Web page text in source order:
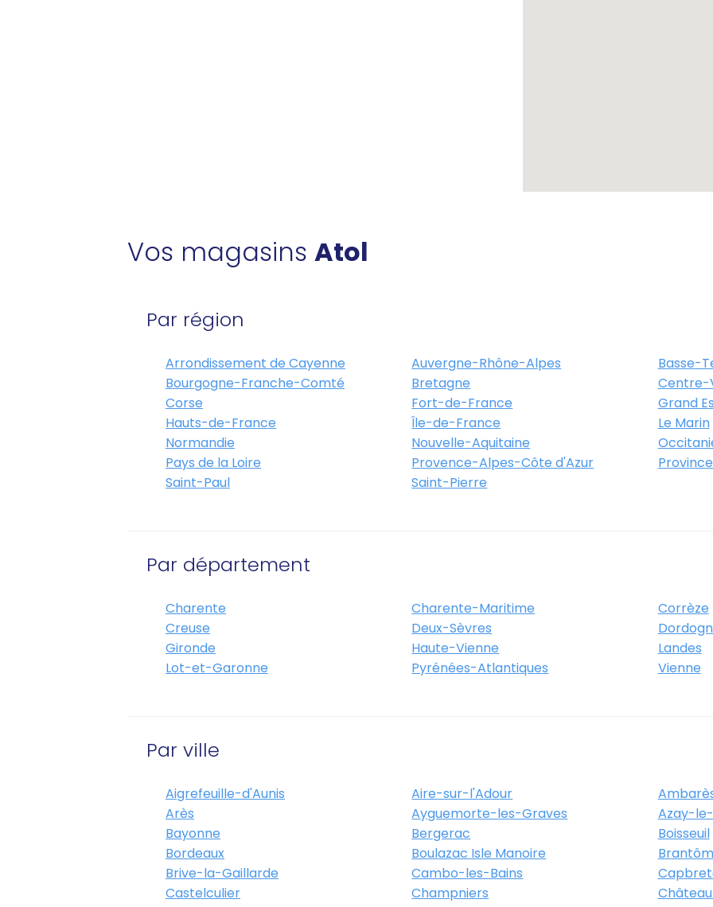
Vos magasins Atol
Par région
Arrondissement de Cayenne Auvergne-Rhône-Alpes
Basse-
Bourgogne-Franche-Comté
Bretagne
Centre-
Corse
Fort-de-France
Grand
Hauts-de-France
Île-de-France
Le Marin
Normandie
Nouvelle-Aquitaine
Pays de la Loire
Provence-Alpes-Côte d'Azur
Saint-Paul
Saint-Pierre
Par département
Charente Charente-Maritime
Corrèze
Creuse
Deux-Sèvres
Gironde
Haute-Vienne
Landes
Lot-et-Garonne
Pyrénées-Atlantiques Vienne
Par ville
Aigrefeuille-d'Aunis Aire-sur-l'Adour
Arès
Ayguemorte-les-Graves
Azay-
Bayonne
Bergerac
Boisseuil
Bordeaux
Boulazac Isle Manoire
Brive-la-Gaillarde
Cambo-les-Bains
Castelculier
Champniers